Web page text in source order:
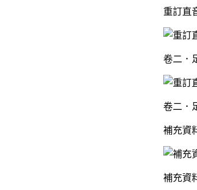
重訂直
卷二．
卷二．
補充資
補充資